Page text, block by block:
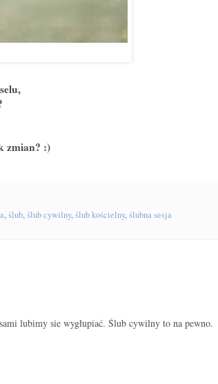
zmian? :)
,ślub,ślub cywilny,ślub kościelny,ślubna sesja
lubimy sie wygłupiać. Ślub cywilny to na pewno.